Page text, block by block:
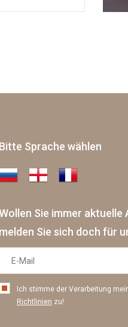
Bitte Sprache wählen
Wollen Sie immer aktuelle
melden Sie sich doch für
Ich stimme der Verarbeitung
Richtlinien zu!